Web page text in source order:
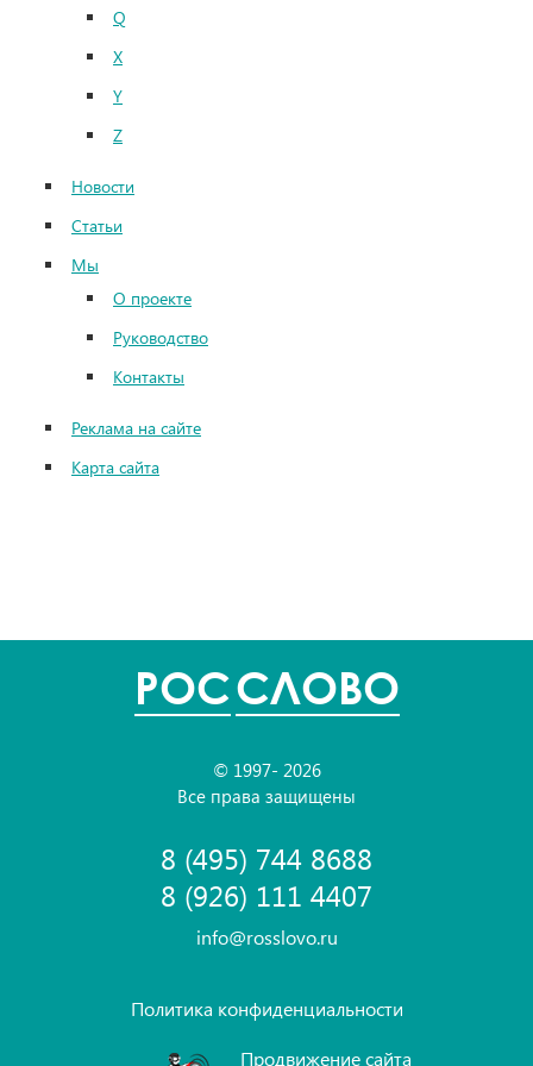
Q
X
Y
Z
Новости
Статьи
Мы
О проекте
Руководство
Контакты
Реклама на сайте
Карта сайта
POCСЛОВО
© 1997- 2026
Все права защищены
8 (495) 744 8688
8 (926) 111 4407
info@rosslovo.ru
Политика конфиденциальности
Продвижение сайта